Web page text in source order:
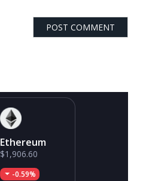
Ethereum
$1,906.60
-0.59%